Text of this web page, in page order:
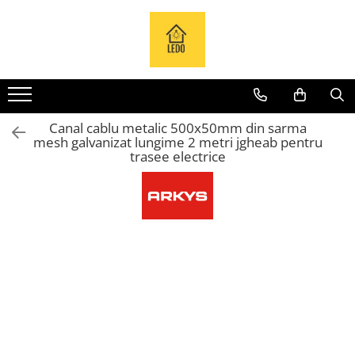
Becuri
Becuri LED
Tuburi LED
Tablouri electrice
Canal cablu metalic 500x50mm din sarma
mesh galvanizat lungime 2 metri jgheab pentru
trasee electrice